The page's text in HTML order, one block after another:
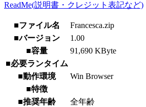
ReadMe(説明書・クレジット表記など)
■ファイル名
Francesca.zip
■バージョン
1.00
■容量
91,690 KByte
■必要ランタイム
■動作環境
Win Browser
■特徴
■推奨年齢
全年齢